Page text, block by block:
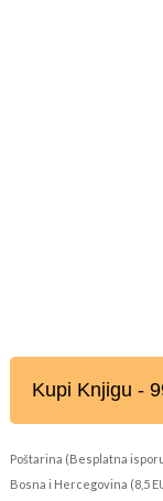
Kupi Knjigu -
Poštarina (Besplatna
Bosna i Hercegovina (8,5